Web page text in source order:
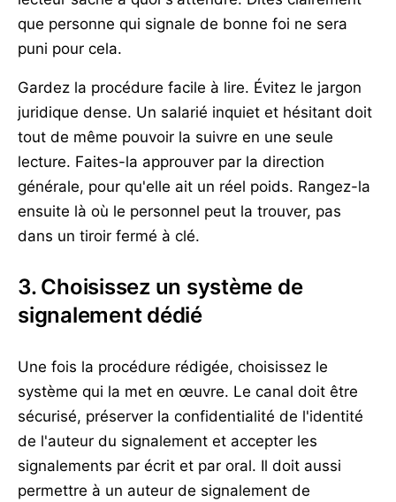
que personne qui signale de bonne foi ne sera
puni pour cela.
Gardez la procédure facile à lire. Évitez le jargon
juridique dense. Un salarié inquiet et hésitant doit
tout de même pouvoir la suivre en une seule
lecture. Faites-la approuver par la direction
générale, pour qu'elle ait un réel poids. Rangez-la
ensuite là où le personnel peut la trouver, pas
dans un tiroir fermé à clé.
3. Choisissez un système de
signalement dédié
Une fois la procédure rédigée, choisissez le
système qui la met en œuvre. Le canal doit être
sécurisé, préserver la confidentialité de l'identité
de l'auteur du signalement et accepter les
signalements par écrit et par oral. Il doit aussi
permettre à un auteur de signalement de